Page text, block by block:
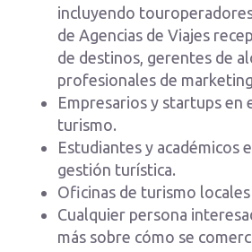
incluyendo
de Agencias de Viajes
de destinos, gerentes de
profesionales de
Empresarios y startups en
turismo.
Estudiantes y académicos
gestión turística.
Oficinas de turismo
Cualquier persona
más sobre cómo se